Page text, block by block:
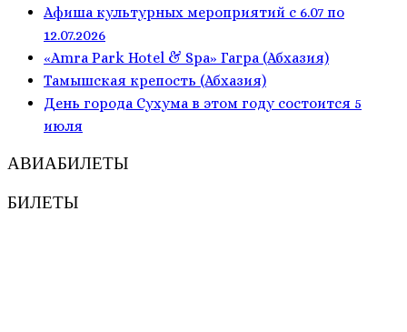
Афиша культурных мероприятий с 6.07 по
12.07.2026
«Amra Park Hotel & Spa» Гагра (Абхазия)
Тамышская крепость (Абхазия)
День города Сухума в этом году состоится 5
июля
АВИАБИЛЕТЫ
БИЛЕТЫ